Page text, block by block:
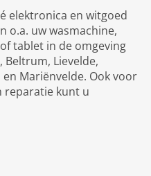
elektronica en witgoed
o.a. uw wasmachine,
tablet in de omgeving
Lievelde,
Mariënvelde. Ook voor
reparatie kunt u